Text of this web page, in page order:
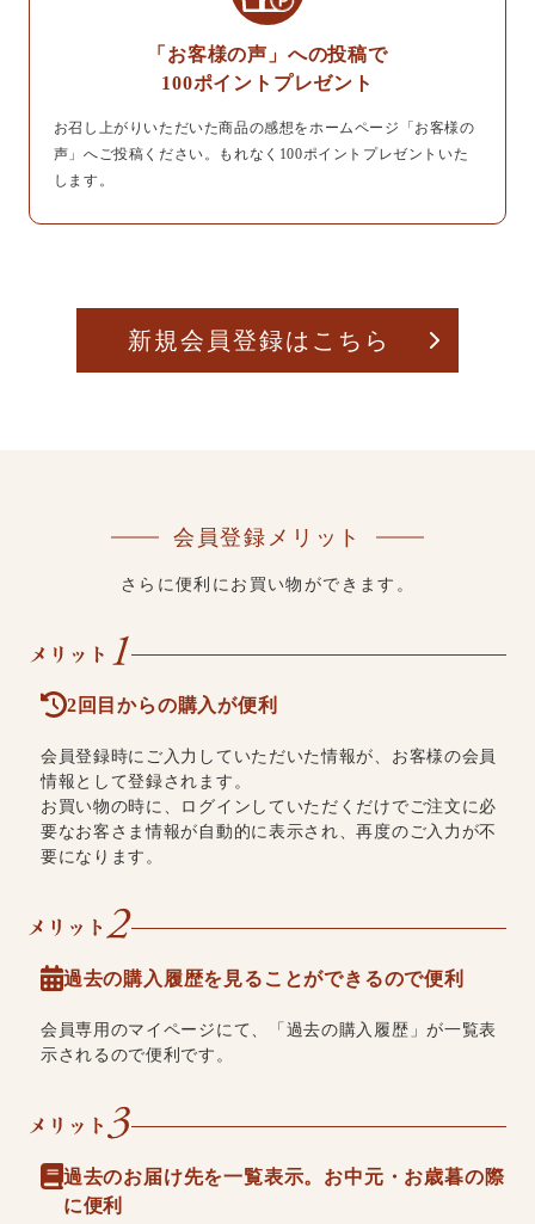
「お客様の声」への投稿で
100ポイントプレゼント
お召し上がりいただいた商品の感想をホームページ「お客様の
声」へご投稿ください。もれなく100ポイントプレゼントいた
します。
新規会員登録はこちら
会員登録メリット
さらに便利にお買い物ができます。
2回目からの購入が便利
会員登録時にご入力していただいた情報が、お客様の会員
情報として登録されます。
お買い物の時に、ログインしていただくだけでご注文に必
要なお客さま情報が自動的に表示され、再度のご入力が不
要になります。
過去の購入履歴を見ることができるので便利
会員専用のマイページにて、「過去の購入履歴」が一覧表
示されるので便利です。
過去のお届け先を一覧表示。お中元・お歳暮の際
に便利